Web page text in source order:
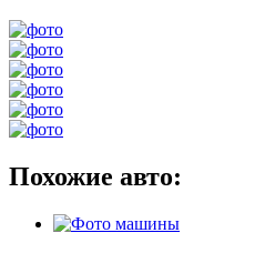
Похожие авто: